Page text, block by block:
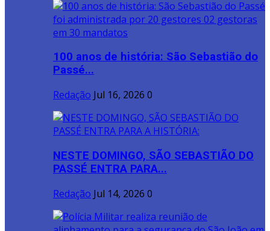
100 anos de história: São Sebastião do
Passé...
Redação Jul 16, 2026 0
NESTE DOMINGO, SÃO SEBASTIÃO DO
PASSÉ ENTRA PARA...
Redação Jul 14, 2026 0